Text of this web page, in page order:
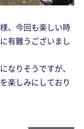
、今回も楽しい時
有難うございまし
なりそうですが、
楽しみにしており